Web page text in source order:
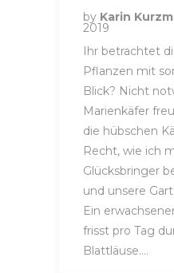
by Karin
2019
Ihr betrachtet
Pflanzen mit
Blick? Nicht
Marienkäfer
die hübschen
Recht, wie ich
Glücksbringer
und unsere
Ein
frisst pro Tag
Blattläuse….